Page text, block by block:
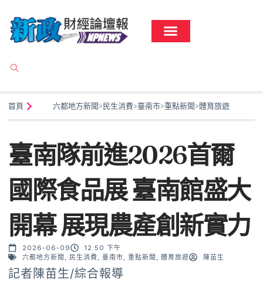
首頁 六都地方新聞>民生消費>臺南市>重點新聞>體育旅遊
臺南隊前進2026首爾
國際食品展 臺南館盛大
開幕 展現農產創新實力
2026-06-09
12:50 下午
六都地方新聞
民生消費 臺南市 重點新聞 體育旅遊 陳苗生
記者陳苗生/綜合報導